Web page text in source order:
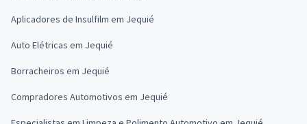
Aplicadores de Insulfilm em Jequié
Auto Elétricas em Jequié
Borracheiros em Jequié
Compradores Automotivos em Jequié